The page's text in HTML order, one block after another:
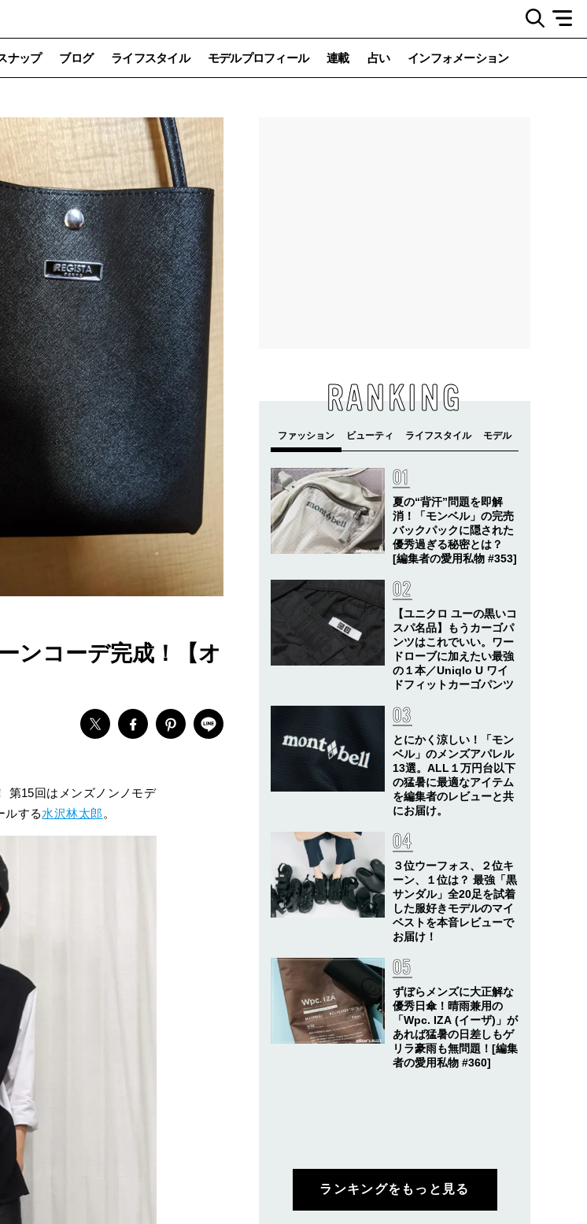
ナップ ブログ ライフスタイル モデルプロフィール 連載 占い インフォメーション
ンコーデ完成！【オ
第15回はメンズノンノモデ
ルする水沢林太郎 。
RANKING
夏の“背汗”問題を即解
消！「モンベル」の完売
バックパックに隠された
優秀過ぎる秘密とは？
[編集者の愛用私物 #353]
【ユニクロ ユーの黒いコ
スパ名品】もうカーゴパ
ンツはこれでいい。ワー
ドローブに加えたい最強
の１本／Uniqlo U ワイ
ドフィットカーゴパンツ
とにかく涼しい！「モン
ベル」のメンズアパレル
13選。ALL１万円台以下
の猛暑に最適なアイテム
を編集者のレビューと共
にお届け。
３位ウーフォス、２位キ
ーン、１位は？ 最強「黒
サンダル」全20足を試着
した服好きモデルのマイ
ベストを本音レビューで
お届け！
ずぼらメンズに大正解な
優秀日傘！晴雨兼用の
「Wpc. IZA (イーザ)」が
あれば猛暑の日差しもゲ
リラ豪雨も無問題！[編集
者の愛用私物 #360]
ランキングをもっと見る